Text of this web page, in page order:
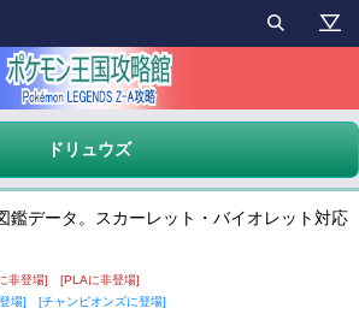
ドリュウズ
鑑データ。スカーレット・バイオレット対応
非登場]
[PLAに非登場]
場] [チャンピオンズに登場]